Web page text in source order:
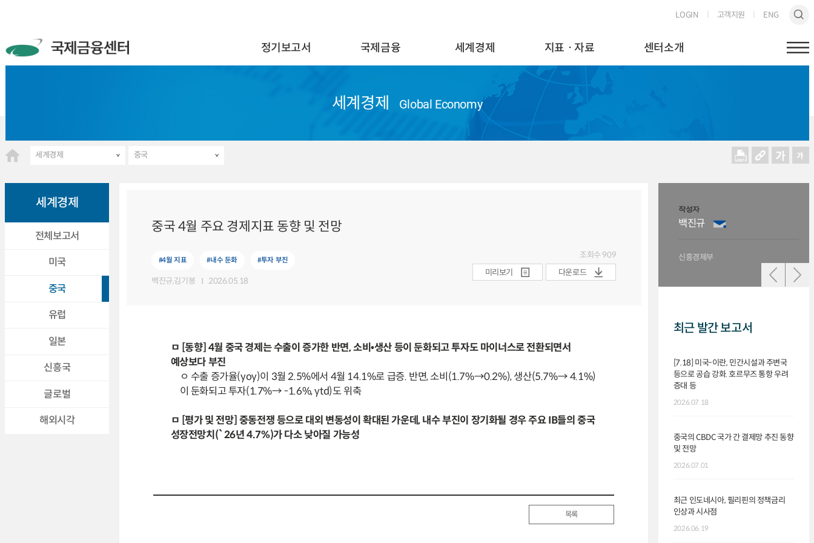
LOGIN 고객지원 ENG
정기보고서 국제금융 세계경제 지표ㆍ자료 센터소개
세계경제 Global Economy
세계경제 중국
세계경제
전체보고서
미국
중국
유럽
일본
신흥국
글로벌
해외시각
중국 4월 주요 경제지표 동향 및 전망
#4월 지표 #내수 둔화 #투자 부진
백진규,김기봉 2026.05.18
조회수 909
미리보기
다운로드
ㅁ [동향] 4월 중국 경제는 수출이 증가한 반면, 소비•생산 등이 둔화되고 투자도 마이너스로 전환되면서
예상보다 부진
ㅇ 수출 증가율(yoy)이 3월 2.5%에서 4월 14.1%로 급증. 반면, 소비(1.7%→0.2%), 생산(5.7%→ 4.1%)
이 둔화되고 투자(1.7%→ -1.6%, ytd)도 위축
ㅁ [평가 및 전망] 중동전쟁 등으로 대외 변동성이 확대된 가운데, 내수 부진이 장기화될 경우 주요 IB들의 중국
성장전망치(`26년 4.7%)가 다소 낮아질 가능성
목록
작성자
백진규
신흥경제부
최근 발간 보고서
[7.18] 미국-이란, 민간시설과 주변국
등으로 공습 강화. 호르무즈 통항 우려
증대 등
2026.07.18
중국의 CBDC 국가 간 결제망 추진 동향
및 전망
2026.07.01
최근 인도네시아, 필리핀의 정책금리
인상과 시사점
2026.06.19